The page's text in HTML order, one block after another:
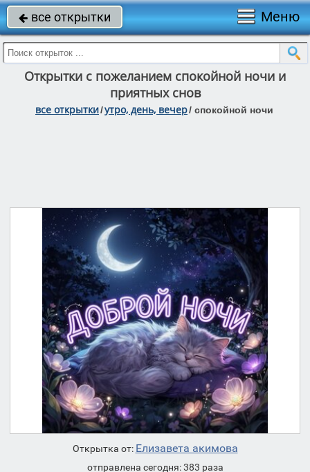
 все открытки Меню
Открытки с пожеланием спокойной ночи и
приятных снов
все открытки/утро, день, вечер/ спокойной ночи
Открытка от: Елизавета акимова
отправлена сегодня: 383 раза